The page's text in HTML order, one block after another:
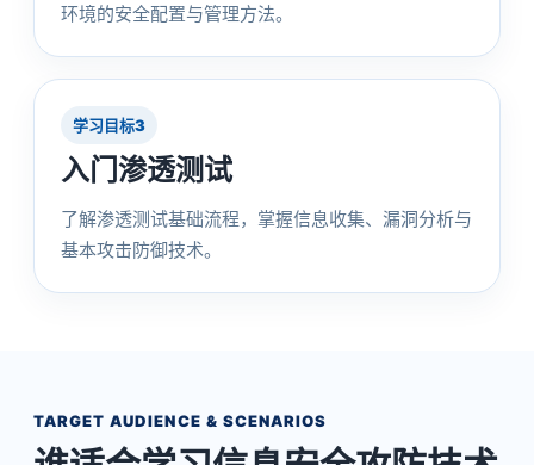
环境的安全配置与管理方法。
学习目标3
入门渗透测试
了解渗透测试基础流程，掌握信息收集、漏洞分析与
基本攻击防御技术。
TARGET AUDIENCE & SCENARIOS